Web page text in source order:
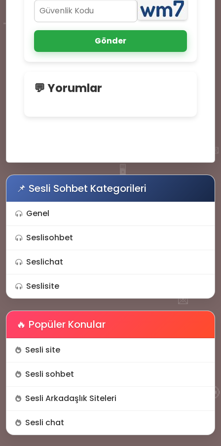
🌟 📜
💌
🖥️
💌
📢
Gönder
💬 Yorumlar
📌 Sesli Sohbet Kategorileri
Genel
Seslisohbet
Seslichat
Seslisite
🔥 Popüler Konular
Sesli site
Sesli sohbet
Sesli Arkadaşlık Siteleri
Sesli chat